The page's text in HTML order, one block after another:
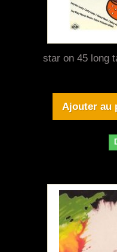
star on 45 long
Ajouter au